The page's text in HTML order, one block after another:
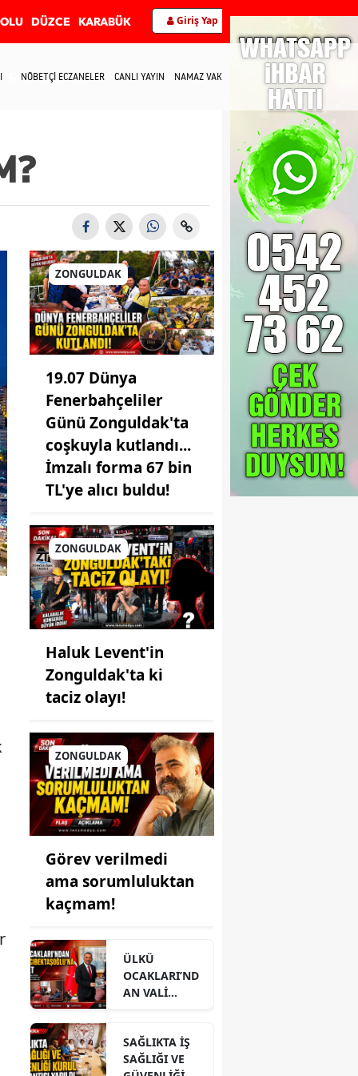
DÜZCE KARABÜK Giriş Yap
NÖBETÇİ ECZANELER CANLI YAYIN NAMAZ VAKİTLERİ İLETİŞİM
ZONGULDAK
19.07 Dünya
Fenerbahçeliler
Günü Zonguldak'ta
coşkuyla kutlandı...
İmzalı forma 67 bin
TL'ye alıcı buldu!
ZONGULDAK
Haluk Levent'in
Zonguldak'ta ki
taciz olayı!
ZONGULDAK
Görev verilmedi
ama sorumluluktan
kaçmam!
ÜLKÜ
OCAKLARI’ND
AN VALİ
ZİYARET
SAĞLIKTA İŞ
SAĞLIĞI VE